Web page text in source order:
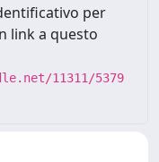
per
link a questo
11311/5379